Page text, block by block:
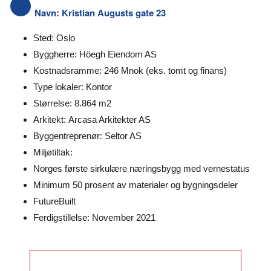
Navn: Kristian Augusts gate 23
Sted: Oslo
Byggherre: Höegh Eiendom AS
Kostnadsramme: 246 Mnok (eks. tomt og finans)
Type lokaler: Kontor
Størrelse: 8.864 m2
Arkitekt: Arcasa Arkitekter AS
Byggentreprenør: Seltor AS
Miljøtiltak:
Norges første sirkulære næringsbygg med vernestatus
Minimum 50 prosent av materialer og bygningsdeler
FutureBuilt
Ferdigstillelse: November 2021